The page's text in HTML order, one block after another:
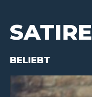
SATIRE
BELIEBT